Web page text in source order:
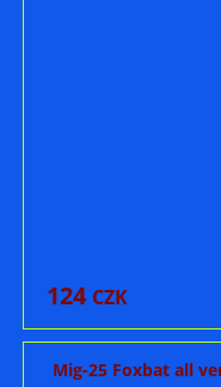
124 CZK
Mig-25 Foxbat all